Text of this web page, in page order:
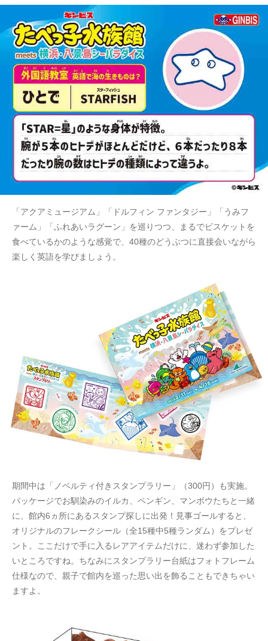
「アクアミュージアム」「ドルフィン ファンタジー」「うみフ
ァーム」「ふれあいラグーン」を巡りつつ、まるでビスケットを
食べているかのような感覚で、40種のどうぶつに直接会いながら
楽しく英語を学びましょう。
期間中は「ノベルティ付きスタンプラリー」（300円）も実施。
パッケージでお馴染みのイルカ、ペンギン、マンボウたちと一緒
に、館内6ヵ所にあるスタンプ探しに出発！見事ゴールすると、
オリジナルのフレークシール（全15種中5種ランダム）をプレゼ
ント。ここだけで手に入るレアアイテムだけに、迷わず参加した
いところですね。ちなみにスタンプラリー台紙はフォトフレーム
仕様なので、親子で館内を巡った思い出を飾ることもできちゃい
ますよ。